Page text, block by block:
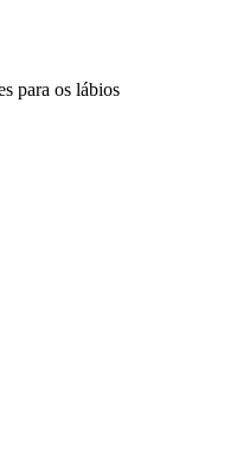
para os lábios